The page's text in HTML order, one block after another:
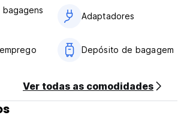
Adaptadores
Depósito de bagagem
Ver todas as comodidades